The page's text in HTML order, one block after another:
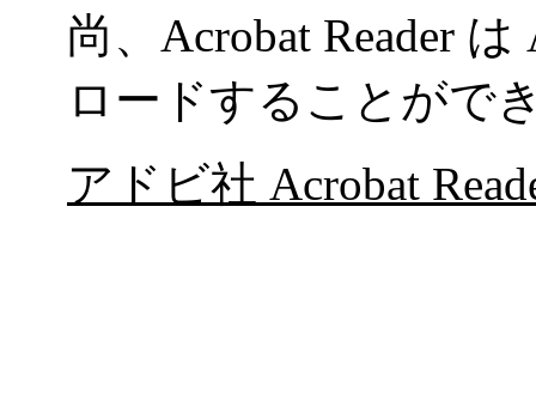
尚、 Acrobat Reader は
ロードすることがで
アドビ社 Acrobat